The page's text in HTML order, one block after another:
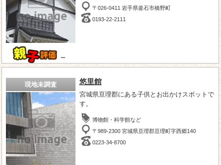
－
〒026-0411 岩手県釜石市橋野町
0193-22-2111
現地未調査 悠里館
宮城県亘理郡にある子供とお出かけスポットで
す。
博物館・科学館など
〒989-2300 宮城県亘理郡亘理町字西郷140
0223-34-8700